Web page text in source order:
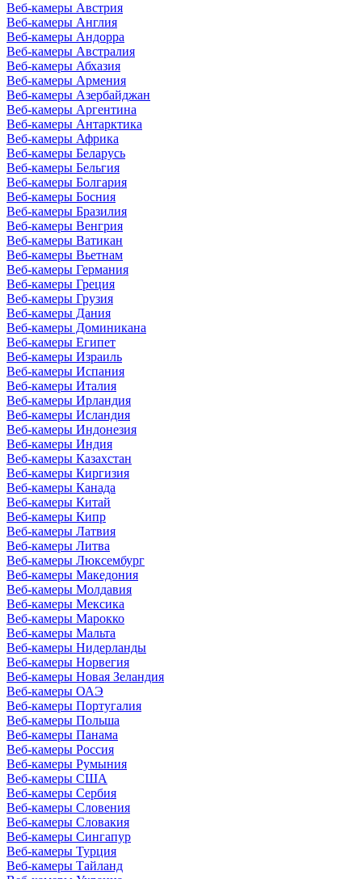
Веб-камеры Австрия
Веб-камеры Англия
Веб-камеры Андорра
Веб-камеры Австралия
Веб-камеры Абхазия
Веб-камеры Армения
Веб-камеры Азербайджан
Веб-камеры Аргентина
Веб-камеры Антарктика
Веб-камеры Африка
Веб-камеры Беларусь
Веб-камеры Бельгия
Веб-камеры Болгария
Веб-камеры Босния
Веб-камеры Бразилия
Веб-камеры Венгрия
Веб-камеры Ватикан
Веб-камеры Вьетнам
Веб-камеры Германия
Веб-камеры Греция
Веб-камеры Грузия
Веб-камеры Дания
Веб-камеры Доминикана
Веб-камеры Египет
Веб-камеры Израиль
Веб-камеры Испания
Веб-камеры Италия
Веб-камеры Ирландия
Веб-камеры Исландия
Веб-камеры Индонезия
Веб-камеры Индия
Веб-камеры Казахстан
Веб-камеры Киргизия
Веб-камеры Канада
Веб-камеры Китай
Веб-камеры Кипр
Веб-камеры Латвия
Веб-камеры Литва
Веб-камеры Люксембург
Веб-камеры Македония
Веб-камеры Молдавия
Веб-камеры Мексика
Веб-камеры Марокко
Веб-камеры Мальта
Веб-камеры Нидерланды
Веб-камеры Норвегия
Веб-камеры Новая Зеландия
Веб-камеры ОАЭ
Веб-камеры Португалия
Веб-камеры Польша
Веб-камеры Панама
Веб-камеры Россия
Веб-камеры Румыния
Веб-камеры США
Веб-камеры Сербия
Веб-камеры Словения
Веб-камеры Словакия
Веб-камеры Сингапур
Веб-камеры Турция
Веб-камеры Тайланд